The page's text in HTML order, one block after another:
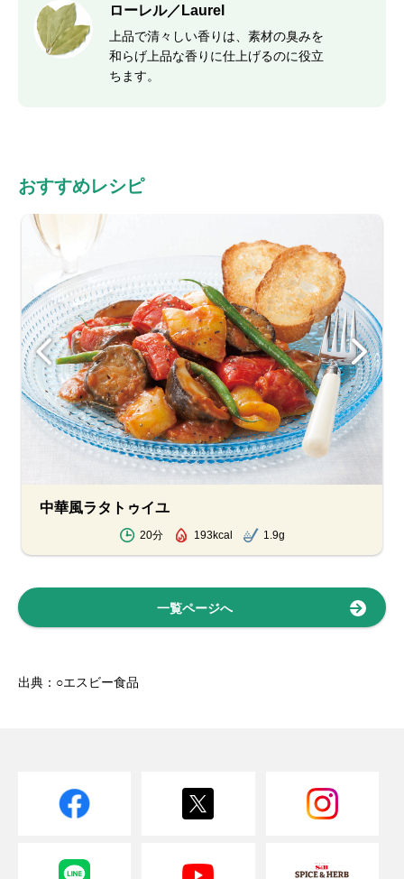
ローレル／Laurel
上品で清々しい香りは、素材の臭みを
和らげ上品な香りに仕上げるのに役立
ちます。
おすすめレシピ
中華風ラタトゥイユ
20分 193kcal 1.9g
一覧ページへ
出典：○エスビー食品